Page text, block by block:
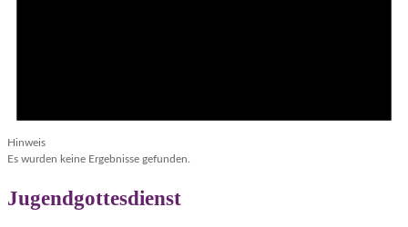
Hinweis
Es wurden keine Ergebnisse gefunden.
Jugendgottesdienst